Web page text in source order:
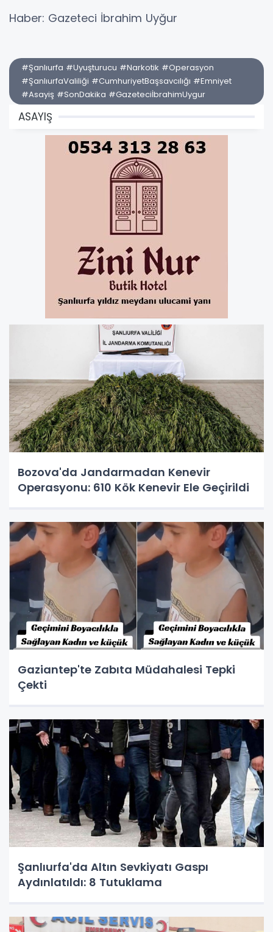
Haber: Gazeteci İbrahim Uyğur
#Şanlıurfa #Uyuşturucu #Narkotik #Operasyon
#ŞanlıurfaValiliği #CumhuriyetBaşsavcılığı #Emniyet
#Asayiş #SonDakika #GazeteciİbrahimUygur
ASAYIŞ
Bozova'da Jandarmadan Kenevir
Operasyonu: 610 Kök Kenevir Ele Geçirildi
Gaziantep'te Zabıta Müdahalesi Tepki
Çekti
Şanlıurfa'da Altın Sevkiyatı Gaspı
Aydınlatıldı: 8 Tutuklama